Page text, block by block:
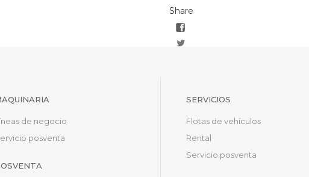
Share
de negocio
posventa
SERVICIOS
Flotas de vehículos
Rental
Servicio posventa